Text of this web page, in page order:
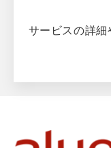
サービスの詳